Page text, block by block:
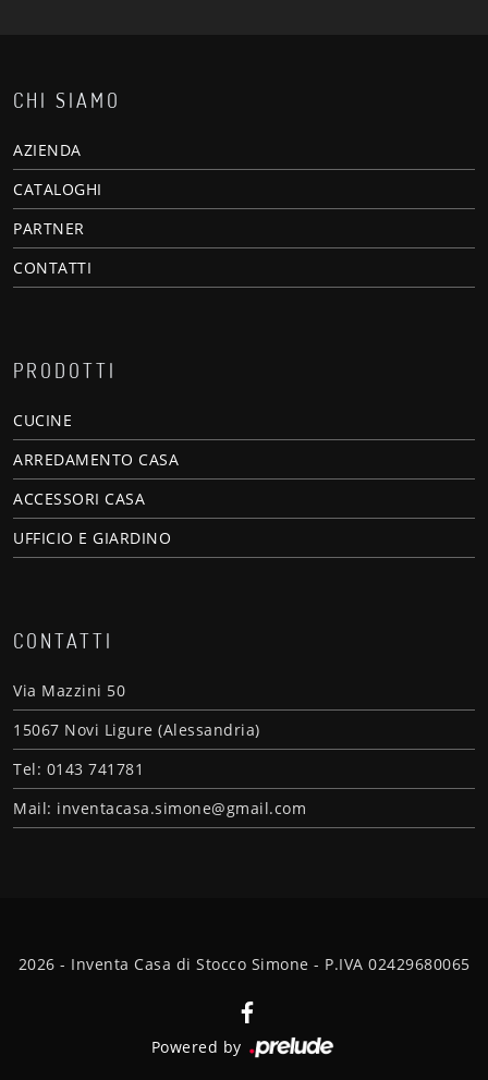
CHI SIAMO
AZIENDA
CATALOGHI
PARTNER
CONTATTI
PRODOTTI
CUCINE
ARREDAMENTO CASA
ACCESSORI CASA
UFFICIO E GIARDINO
CONTATTI
Via Mazzini 50
15067 Novi Ligure (Alessandria)
Tel: 0143 741781
Mail: inventacasa.simone@gmail.com
2026 - Inventa Casa di Stocco Simone - P.IVA 02429680065
Powered by